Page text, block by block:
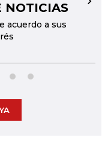
NOTICIAS
acuerdo a sus
→